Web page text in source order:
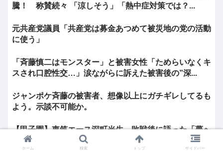
騰！ 称賛続々 「涼しそう」「熱中症対策では？...
元共産党議員「共産党は募金あつめて被災地の党の活動
に使う」
「斉藤慎二はモンスター」と被害女性「ためらいなくキ
スされ口腔性交…」涙ながらに訴えた被害後の”深...
ジャンポケ斉藤の被害者、想像以上にガチギレしてるも
よう。示談不可能か。
【甲子園】東筑エース深町光生、敗戦後に語った「夢へ
の通過点」 文武両道の伝統背負いプロへの挑戦へ
ホーム 検索 トップ サイドバー